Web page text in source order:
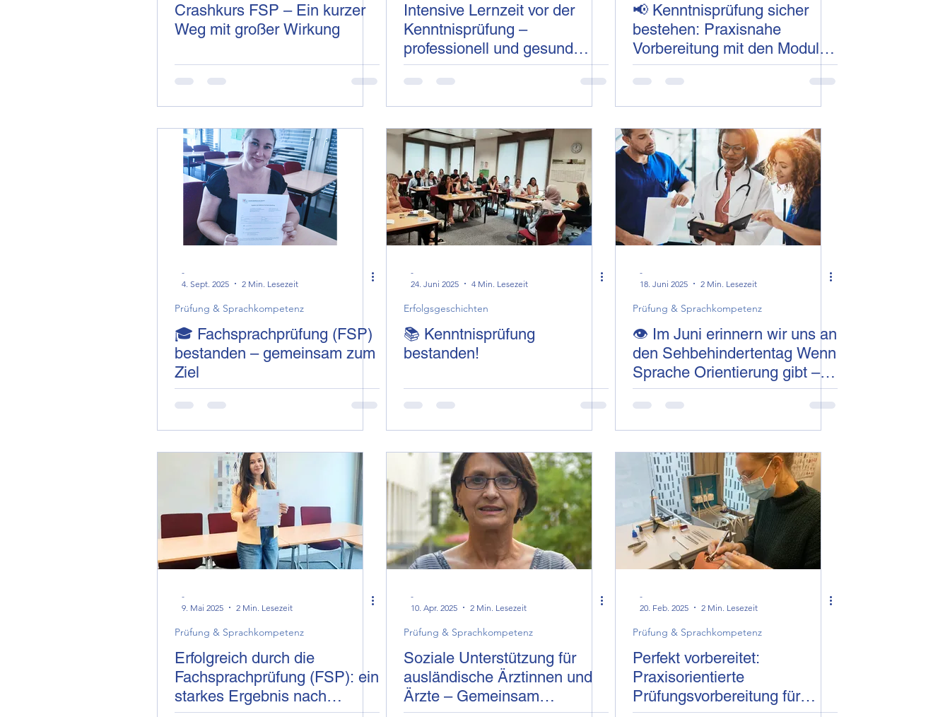
Crashkurs FSP – Ein kurzer
Weg mit großer Wirkung
Intensive Lernzeit vor der
Kenntnisprüfung –
professionell und gesund
meistern
📢 Kenntnisprüfung sicher
bestehen: Praxisnahe
Vorbereitung mit den Modulen
Repetitorium &
Prüfungssimulationen
-
4. Sept. 2025
2 Min. Lesezeit
Prüfung & Sprachkompetenz
🎓 Fachsprachprüfung (FSP)
bestanden – gemeinsam zum
Ziel
-
24. Juni 2025
4 Min. Lesezeit
Erfolgsgeschichten
📚 Kenntnisprüfung
bestanden!
-
18. Juni 2025
2 Min. Lesezeit
Prüfung & Sprachkompetenz
👁 Im Juni erinnern wir uns an
den Sehbehindertentag Wenn
Sprache Orientierung gibt –
medizinische Kommunikation
bei Sehbehinderung
-
9. Mai 2025
2 Min. Lesezeit
Prüfung & Sprachkompetenz
Erfolgreich durch die
Fachsprachprüfung (FSP): ein
starkes Ergebnis nach
-
10. Apr. 2025
2 Min. Lesezeit
Prüfung & Sprachkompetenz
Soziale Unterstützung für
ausländische Ärztinnen und
Ärzte – Gemeinsam
-
20. Feb. 2025
2 Min. Lesezeit
Prüfung & Sprachkompetenz
Perfekt vorbereitet:
Praxisorientierte
Prüfungsvorbereitung für